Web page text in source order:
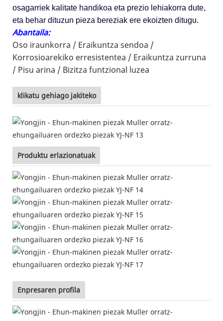
osagarriek kalitate handikoa eta prezio lehiakorra dute,
eta behar dituzun pieza bereziak ere ekoizten ditugu.
Abantaila:
Oso iraunkorra / Eraikuntza sendoa /
Korrosioarekiko erresistentea / Eraikuntza zurruna
/ Pisu arina / Bizitza funtzional luzea
klikatu gehiago jakiteko
Produktu erlazionatuak
Enpresaren profila